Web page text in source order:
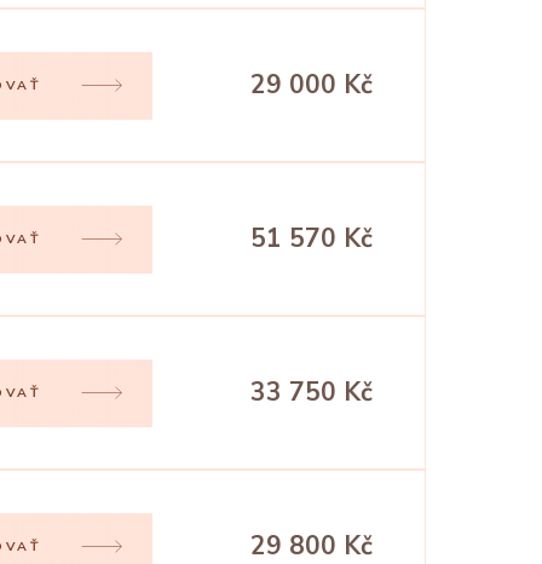
29 000 Kč
51 570 Kč
33 750 Kč
29 800 Kč